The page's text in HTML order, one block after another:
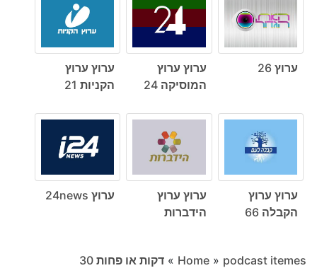
ערוץ 26
ערוץ ערוץ
המוסיקה 24
ערוץ ערוץ
הקניות 21
ערוץ ערוץ
הקבלה 66
ערוץ ערוץ
הידברות
ערוץ 24news
Home » podcast itemes
» דקות או פחות ‎30